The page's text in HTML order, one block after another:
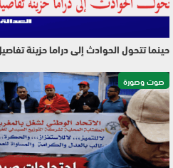
حينما تتحول الحوادث إلى دراما حزينة
صوت وصورة